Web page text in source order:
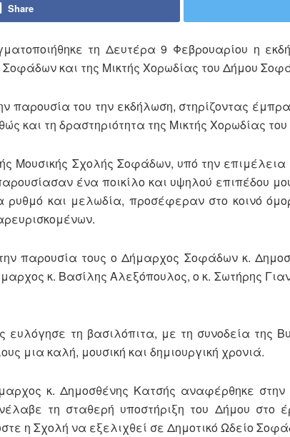
Share
τη Δευτέρα 9 Φεβρουαρίου η
Σοφάδων και της Μικτής Χορωδίας του Δήμου
παρουσία του την εκδήλωση, στηρίζοντας
και τη δραστηριότητα της Μικτής Χορωδίας
Μουσικής Σχολής Σοφάδων, υπό την
ένα ποικίλο και υψηλού επιπέδου
ρυθμό και μελωδία, προσέφεραν στο κοινό
παρουσία τους ο Δήμαρχος Σοφάδων κ.
κ. Βασίλης Αλεξόπουλος, ο κ. Σωτήρης
τη βασιλόπιτα, με τη συνοδεία της
μια καλή, μουσική και δημιουργική χρονιά.
κ. Δημοσθένης Κατσής αναφέρθηκε στην
τη σταθερή υποστήριξη του Δήμου στο
η Σχολή να εξελιχθεί σε Δημοτικό Ωδείο